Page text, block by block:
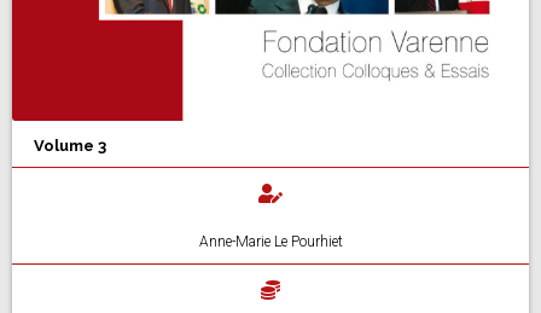
Volume 3
Anne-Marie Le Pourhiet